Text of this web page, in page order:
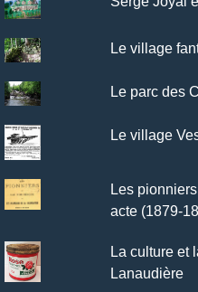
Le village
Le parc des
Le village
Les
acte (1879-
La culture et
Lanaudière